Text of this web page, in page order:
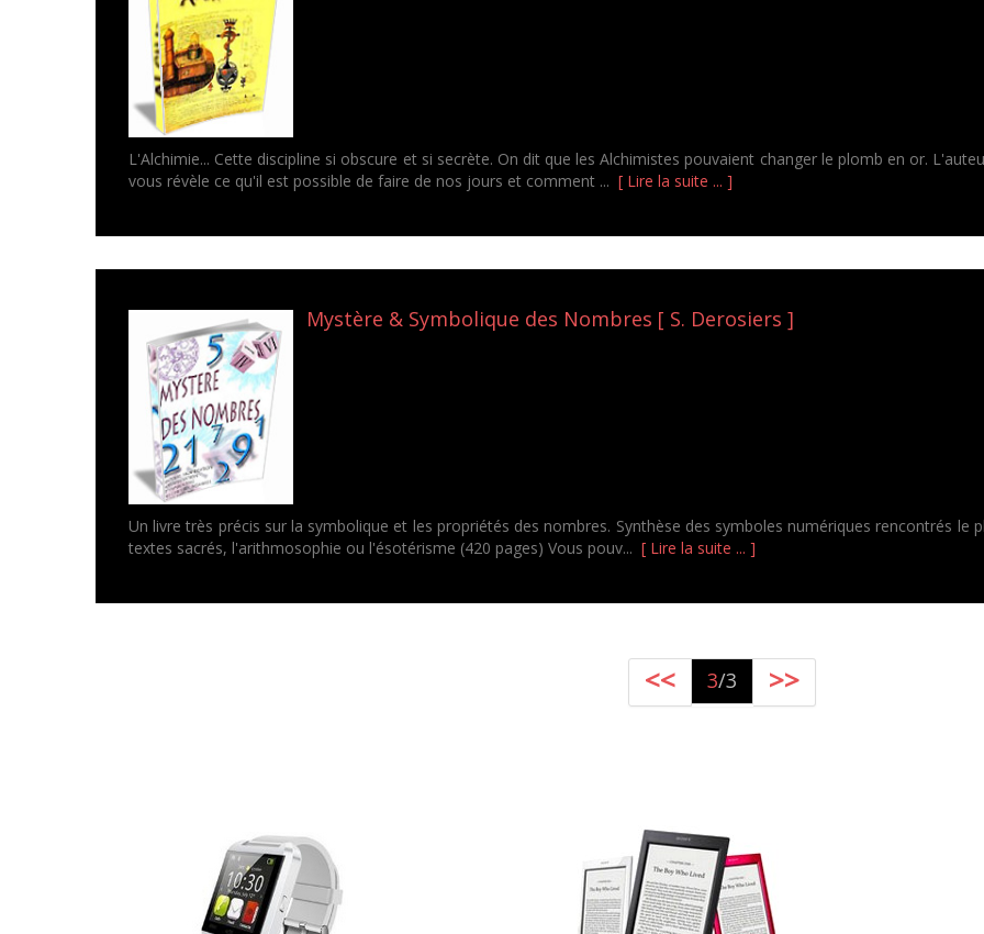
L'Alchimie... Cette discipline si obscure et si secrète. On dit que les Alchimistes pouvaient changer le plomb en or.
vous révèle ce qu'il est possible de faire de nos jours et comment ... [ Lire la suite ... ]
Mystère & Symbolique des Nombres [ S. Derosiers ]
Un livre très précis sur la symbolique et les propriétés des nombres. Synthèse des symboles numériques rencontrés le
textes sacrés, l'arithmosophie ou l'ésotérisme (420 pages) Vous pouv... [ Lire la suite ... ]
<< 3/3 >>